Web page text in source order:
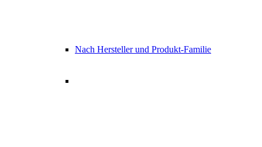
Nach Hersteller und Produkt-Familie